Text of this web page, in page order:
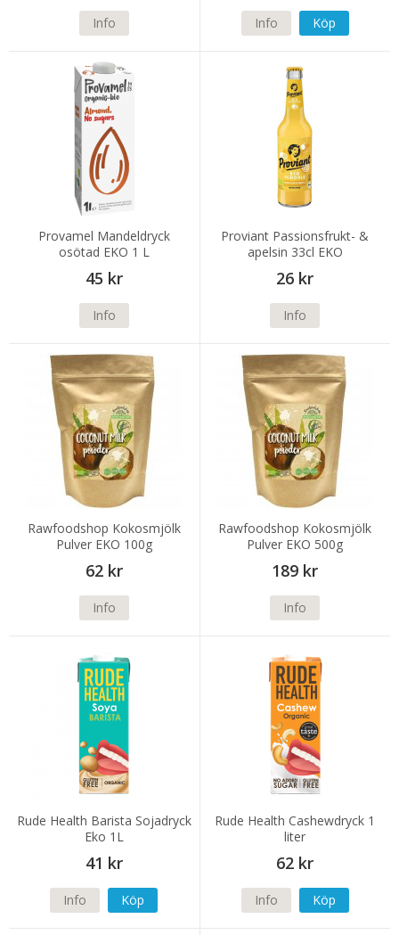
Info Info Köp
Provamel Mandeldryck
osötad EKO 1 L
45 kr
Info
Proviant Passionsfrukt- &
apelsin 33cl EKO
26 kr
Info
Rawfoodshop Kokosmjölk
Pulver EKO 100g
62 kr
Info
Rawfoodshop Kokosmjölk
Pulver EKO 500g
189 kr
Info
Rude Health Barista Sojadryck
Eko 1L
41 kr
Info Köp
Rude Health Cashewdryck 1
liter
62 kr
Info Köp